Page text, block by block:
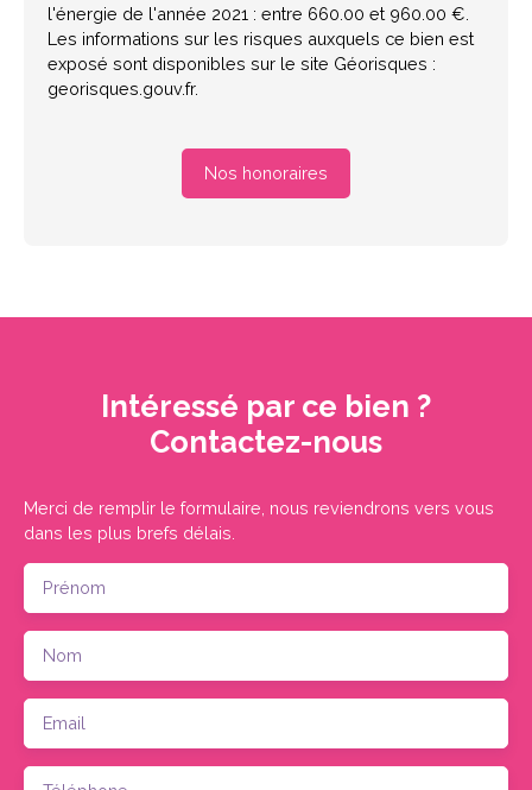
l'énergie de l'année 2021 : entre 660.00 et 960.00 €.
Les informations sur les risques auxquels ce bien est
exposé sont disponibles sur le site Géorisques :
georisques.gouv.fr.
Nos honoraires
Intéressé par ce bien ?
Contactez-nous
Merci de remplir le formulaire, nous reviendrons vers vous
dans les plus brefs délais.
Prénom
Nom
Email